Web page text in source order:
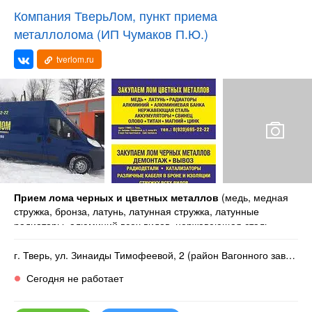
Компания ТверьЛом, пункт приема
металлолома (ИП Чумаков П.Ю.)
tverlom.ru
Прием лома черных и цветных металлов (медь, медная
стружка, бронза, латунь, латунная стружка, латунные
радиаторы, алюминий всех видов, нержавеющая сталь,
титан, никель), различные кабеля в броне и изоляции.
Почему нужно обращаться в нашу компанию:
- честные электронные весы,
г. Тверь, ул. Зинаиды Тимофеевой, 2 (район Вагонного завода)
Сегодня не работает